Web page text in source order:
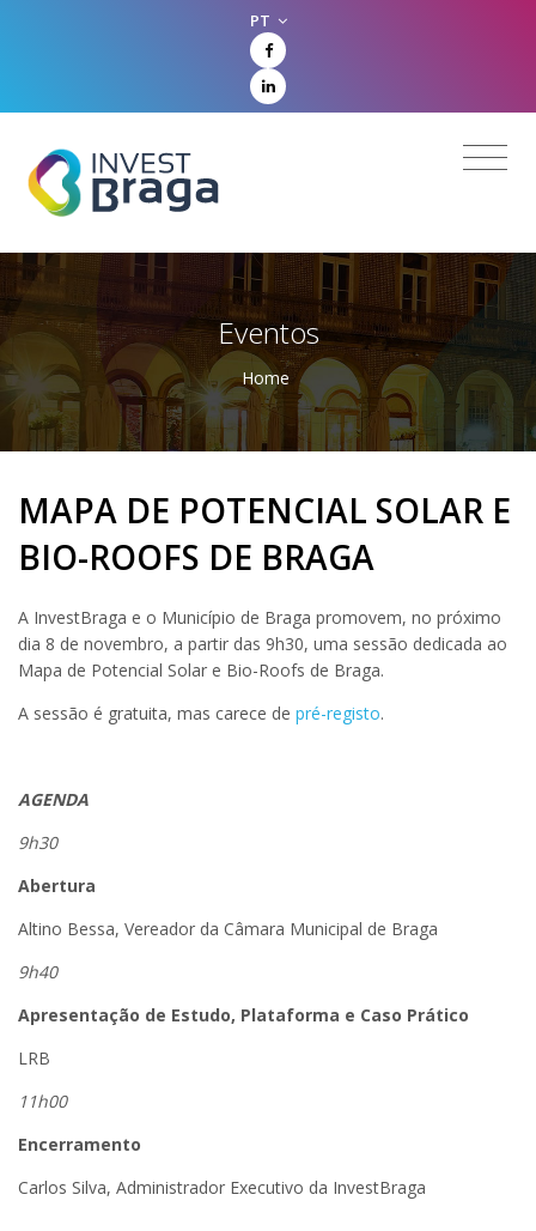
PT
Eventos
Home
MAPA DE POTENCIAL SOLAR E
BIO-ROOFS DE BRAGA
A InvestBraga e o Município de Braga promovem, no próximo
dia 8 de novembro, a partir das 9h30, uma sessão dedicada ao
Mapa de Potencial Solar e Bio-Roofs de Braga.
A sessão é gratuita, mas carece de pré-registo.
AGENDA
9h30
Abertura
Altino Bessa, Vereador da Câmara Municipal de Braga
9h40
Apresentação de Estudo, Plataforma e Caso Prático
LRB
11h00
Encerramento
Carlos Silva, Administrador Executivo da InvestBraga